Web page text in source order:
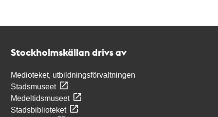
Stockholmskällan drivs av
Medioteket, utbildningsförvaltningen
Stadsmuseet
Medeltidsmuseet
Stadsbiblioteket